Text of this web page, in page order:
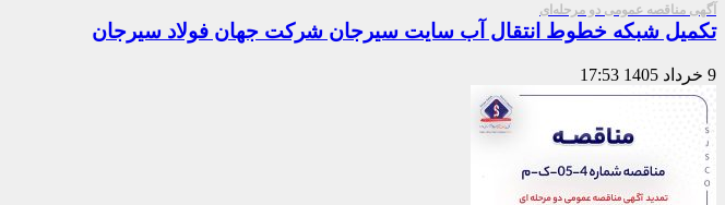
آگهی مناقصه عمومی دو مرحله‌ای
تکمیل شبکه خطوط انتقال آب سایت سیرجان شرکت جهان فولاد سیرجان
9 خرداد 1405 17:53